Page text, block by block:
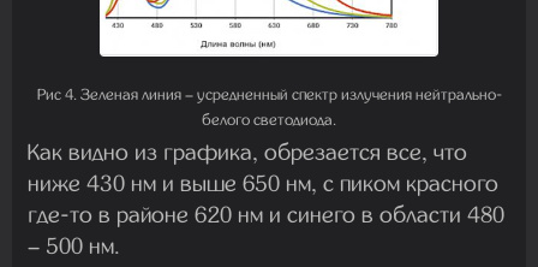
Рис 4. Зеленая линия – усредненный спектр излучения нейтрально-
белого светодиода.
Как видно из графика, обрезается все, что
ниже 430 нм и выше 650 нм, с пиком красного
где-то в районе 620 нм и синего в области 480
– 500 нм.